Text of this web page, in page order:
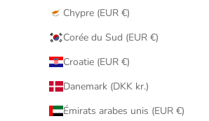
Chypre (EUR €)
Corée du Sud (EUR €)
Croatie (EUR €)
Danemark (DKK kr.)
Émirats arabes unis (EUR €)